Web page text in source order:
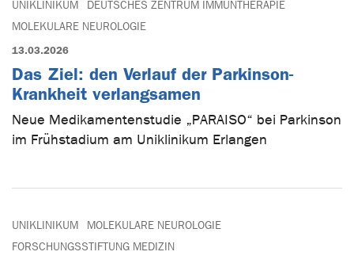
UNIKLINIKUM
DEUTSCHES ZENTRUM IMMUNTHERAPIE
MOLEKULARE NEUROLOGIE
13.03.2026
Das Ziel: den Verlauf der Parkinson-
Krankheit verlangsamen
Neue Medikamentenstudie „PARAISO“ bei Parkinson
im Frühstadium am Uniklinikum Erlangen
UNIKLINIKUM
MOLEKULARE NEUROLOGIE
FORSCHUNGSSTIFTUNG MEDIZIN